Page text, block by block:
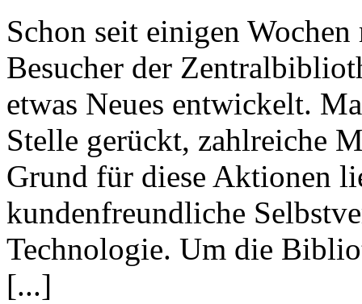
Schon seit einigen
Besucher der
etwas Neues entwickelt.
Stelle gerückt, zahlreiche
Grund für diese Aktionen
kundenfreundliche
Technologie. Um die
[...]